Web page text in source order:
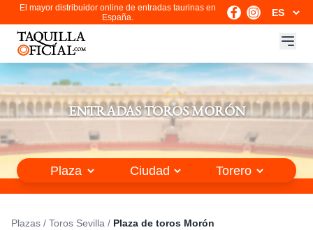
El mayor distribuidor online de entradas taurinas en
España.
ENTRADAS TOROS MORÓN
Plazas / Toros Sevilla / Plaza de toros Morón